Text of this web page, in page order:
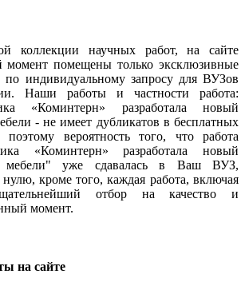
коллекции научных работ, на сайте
помещены только эксклюзивные
по индивидуальному запросу для ВУЗов
Наши работы и частности работа:
«Коминтерн» разработала новый
- не имеет дубликатов в бесплатных
поэтому вероятность того, что работа
«Коминтерн» разработала новый
мебели" уже сдавалась в Ваш ВУЗ,
кроме того, каждая работа, включая
отбор на качество и
момент.
на сайте